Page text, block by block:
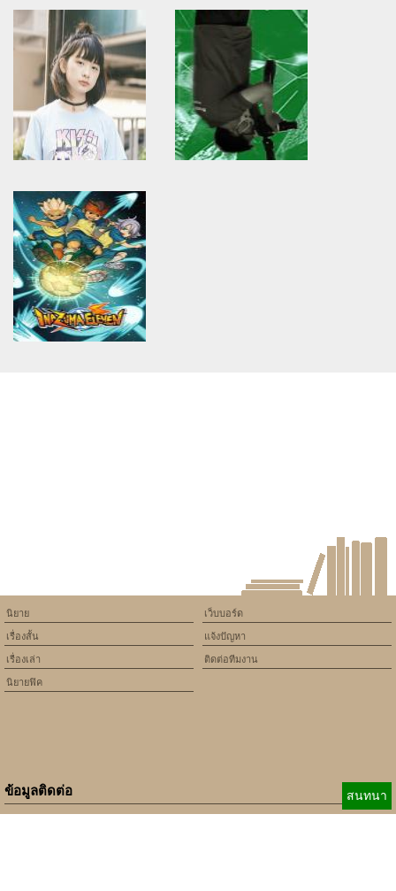
Warning: Use of undefined
constant article_topic -
assumed 'article_topic' (this
will throw an Error in a future
version of PHP) in
/home/keedkean/domains/keedkean.com/public_html/include/article/
on line 534
Logo Submission Of Norton
Created by Installnsetup.com
Warning: Use of undefined
constant article_topic -
assumed 'article_topic' (this
will throw an Error in a future
version of PHP) in
/home/keedkean/domains/
on line534
ความรู้สึกของหัวใจ
Warning: Use of undefined
constant article_topic -
assumed 'article_topic' (this
will throw an Error in a future
version of PHP) in
/home/keedkean/domains/keedkean.com/public_html/include/article/
on line534
เจ้าของคำถามรอยยิ้ม
เว็บบอร์ด
แจ้งปัญหา
ติดต่อทีมงาน
นิยาย
เรื่องสั้น
เรื่องเล่า
นิยายฟิค
ข้อมูลติดต่อ สนทนา